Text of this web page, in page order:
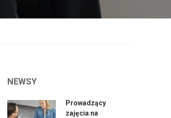
NEWSY
Prowadzący
zajęcia na